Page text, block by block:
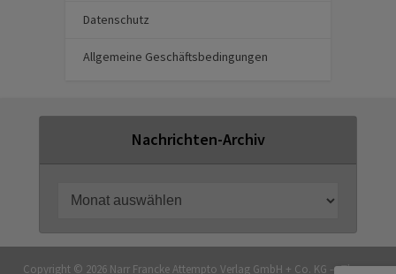
Datenschutz
Allgemeine Geschäftsbedingungen
Nachrichten-Archiv
Copyright © 2026 Narr Francke Attempto Verlag GmbH + Co. KG — Theme